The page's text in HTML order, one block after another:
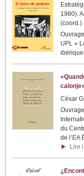
1980).
(coord.)
UPL «
ibérique
César
du
de l’EA
Lire